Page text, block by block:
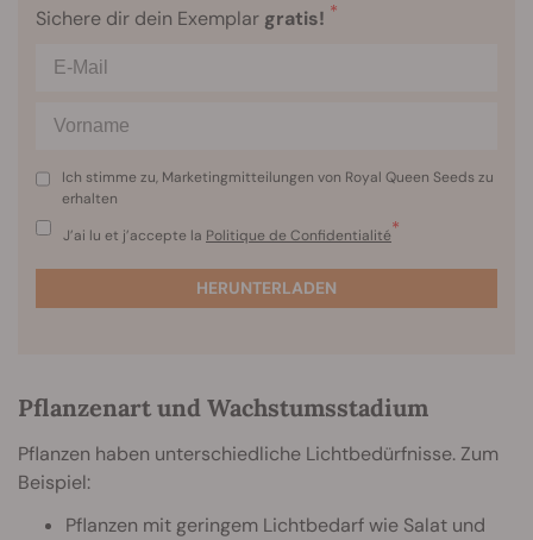
Sichere dir dein Exemplar gratis! *
Ich stimme zu, Marketingmitteilungen von Royal Queen Seeds zu
erhalten
J’ai lu et j’accepte la Politique de Confidentialité*
HERUNTERLADEN
Pflanzenart und Wachstumsstadium
Pflanzen haben unterschiedliche Lichtbedürfnisse. Zum
Beispiel:
Pflanzen mit geringem Lichtbedarf wie Salat und